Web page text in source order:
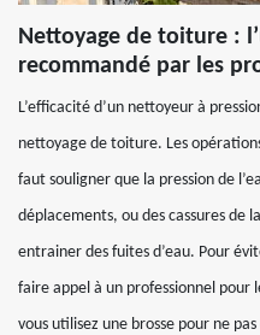
Nettoyage de toiture :
recommandé par les
L’efficacité d’un nettoyeur à
nettoyage de toiture. Les
faut souligner que la pression de
déplacements, ou des cassures de
entrainer des fuites d’eau. Pour
faire appel à un professionnel
vous utilisez une brosse pour ne